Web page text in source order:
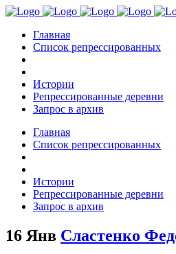
Главная
Список репрессированных
Истории
Репрессированные деревни
Запрос в архив
Главная
Список репрессированных
Истории
Репрессированные деревни
Запрос в архив
16 Янв Сластенко